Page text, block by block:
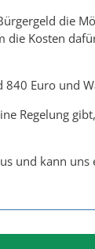
die
Kosten
Euro und
Regelung
und kann uns